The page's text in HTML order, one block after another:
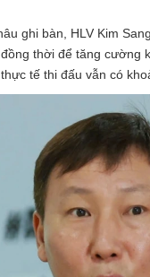
ghi bàn, HLV Kim
thời để tăng cường
tế thi đấu vẫn có